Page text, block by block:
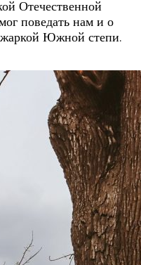
Отечественной
поведать нам и о
жаркой Южной степи.